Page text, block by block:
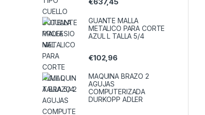
€637,45
GUANTE MALLA
METALICO PARA CORTE
AZUL L TALLA 5/4
€102,96
MAQUINA BRAZO 2
AGUJAS
COMPUTERIZADA
DURKOPP ADLER